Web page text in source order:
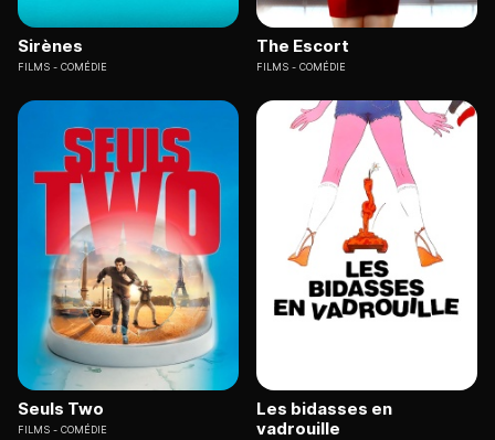
Sirènes
FILMS COMÉDIE
The Escort
FILMS COMÉDIE
Seuls Two
FILMS COMÉDIE
Les bidasses en
vadrouille